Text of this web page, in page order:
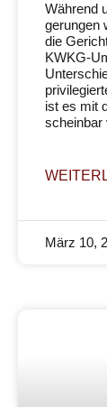
Während
gerungen
die
KWKG-
ist es mit
scheinbar
März 10,